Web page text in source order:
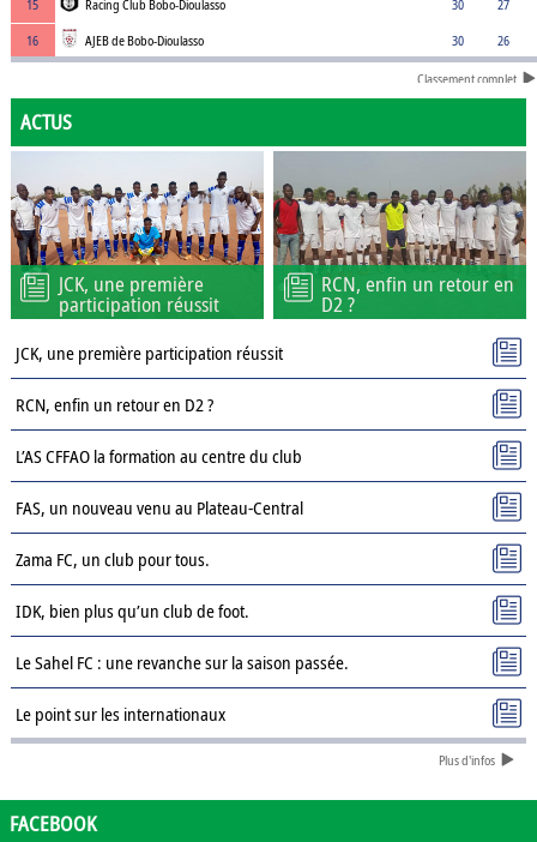
15
Racing Club Bobo-Dioulasso 30
27
16
AJEB de Bobo-Dioulasso 30 26
Classement complet
ACTUS
JCK, une première
participation réussit
RCN, enfin un retour en
D2 ?
JCK, une première participation réussit
RCN, enfin un retour en D2 ?
L’AS CFFAO la formation au centre du club
FAS, un nouveau venu au Plateau-Central
Zama FC, un club pour tous.
IDK, bien plus qu’un club de foot.
Le Sahel FC : une revanche sur la saison passée.
Le point sur les internationaux
Présentation des clubs de D3 : ASPC Tenkodogo
Plus d'infos
FACEBOOK